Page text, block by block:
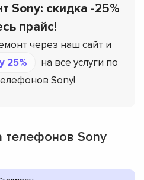
Sony: скидка -25%
прайс!
через наш сайт и
25%
на все услуги по
Sony!
телефонов Sony